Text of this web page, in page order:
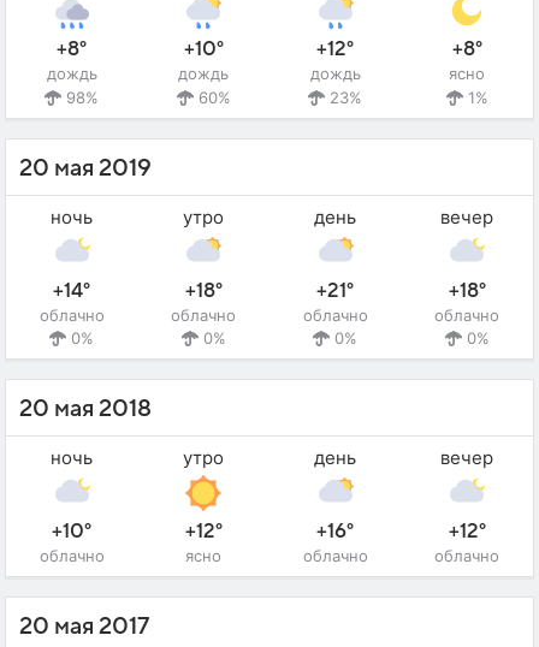
+8°
дождь
98%
+10°
дождь
60%
+12°
дождь
23%
+8°
ясно
1%
20 мая 2019
ночь
+14°
облачно
0%
утро
+18°
облачно
0%
день
+21°
облачно
0%
вечер
+18°
облачно
0%
20 мая 2018
ночь
+10°
облачно
утро
+12°
ясно
день
+16°
облачно
вечер
+12°
облачно
20 мая 2017